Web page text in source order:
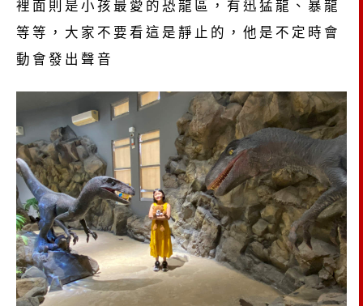
裡面則是小孩最愛的恐龍區，有迅猛龍、暴龍
等等，大家不要看這是靜止的，他是不定時會
動會發出聲音